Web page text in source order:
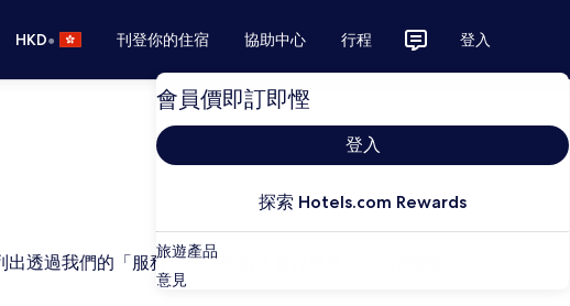
HKD• 刊登你的住宿 協助中心 行程 登入
會員價即訂即慳
登入
探索 Hotels.com Rewards
旅遊產品
意見
出透過我們的「服務」向您提供「旅行服務」的法律條款，